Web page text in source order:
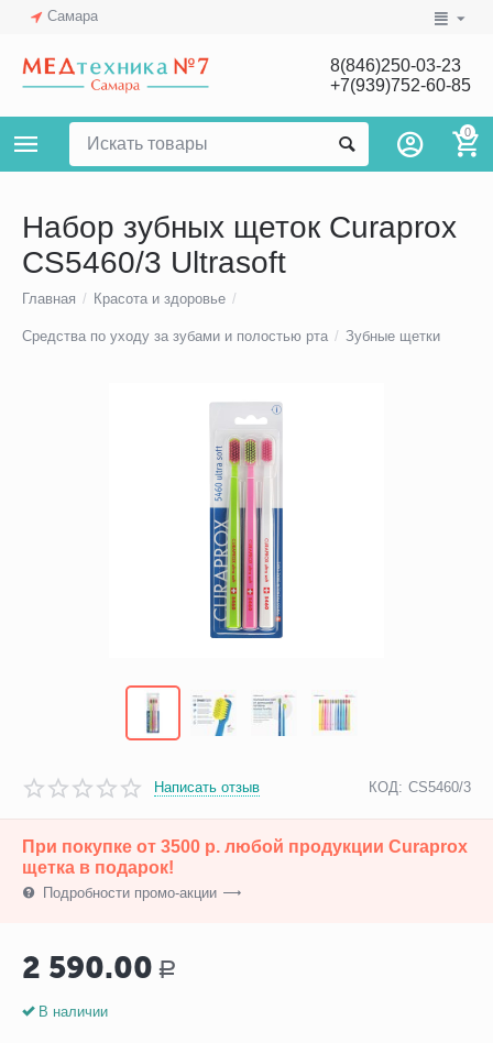
Самара
8(846)250-03-23
+7(939)752-60-85
0
Набор зубных щеток Curaprox
CS5460/3 Ultrasoft
Главная / Красота и здоровье /
Средства по уходу за зубами и полостью рта / Зубные щетки
Написать отзыв КОД: CS5460/3
При покупке от 3500 р. любой продукции​ Curaprox
щетка в подарок!
Подробности промо-акции
2 590.00 Р
В наличии